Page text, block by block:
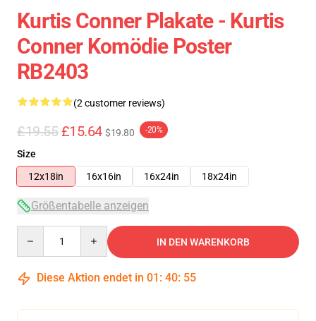
Kurtis Conner Plakate - Kurtis
Conner Komödie Poster
RB2403
(2 customer reviews)
£19.55 £15.64 $19.80 -20%
Size
12x18in
16x16in 16x24in 18x24in
Größentabelle anzeigen
IN DEN WARENKORB
Diese Aktion endet in 01 : 40: 54